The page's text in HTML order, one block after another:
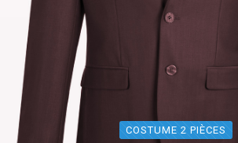
COSTUME 2 PIÈCES